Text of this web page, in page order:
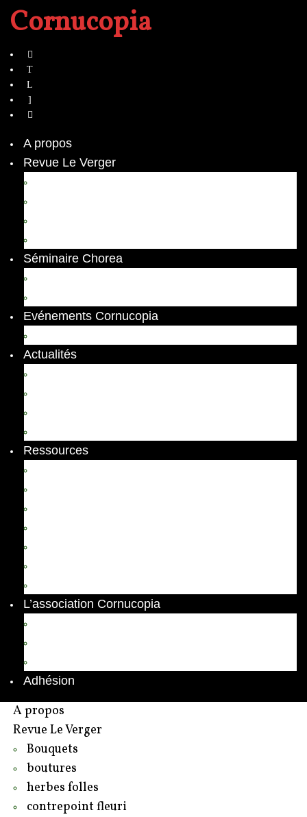
Cornucopia
A propos
Revue Le Verger
Séminaire Chorea
Evénements Cornucopia
Actualités
Ressources
L’association Cornucopia
Adhésion
A propos
Revue Le Verger
Bouquets
boutures
herbes folles
contrepoint fleuri